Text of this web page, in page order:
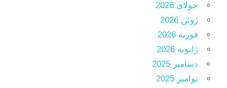
جولای 2026
ژوئن 2026
فوریه 2026
ژانویه 2026
دسامبر 2025
نوامبر 2025